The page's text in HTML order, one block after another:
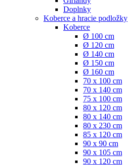
Doplnky
Koberce a hracie podložky
Koberce
Ø 100 cm
Ø 120 cm
Ø 140 cm
Ø 150 cm
Ø 160 cm
70 x 100 cm
70 x 140 cm
75 x 100 cm
80 x 120 cm
80 x 140 cm
80 x 230 cm
85 x 120 cm
90 x 90 cm
90 x 105 cm
90 x 120 cm